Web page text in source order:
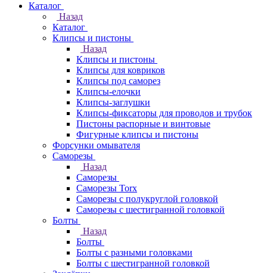
Каталог
Назад
Каталог
Клипсы и пистоны
Назад
Клипсы и пистоны
Клипсы для ковриков
Клипсы под саморез
Клипсы-елочки
Клипсы-заглушки
Клипсы-фиксаторы для проводов и трубок
Пистоны распорные и винтовые
Фигурные клипсы и пистоны
Форсунки омывателя
Саморезы
Назад
Саморезы
Саморезы Torx
Саморезы с полукруглой головкой
Саморезы с шестигранной головкой
Болты
Назад
Болты
Болты с разными головками
Болты с шестигранной головкой